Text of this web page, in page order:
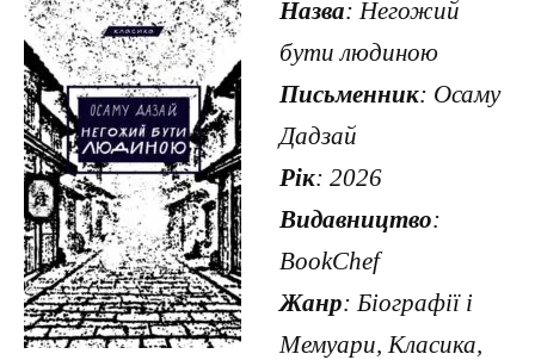
Назва: Негожий
бути людиною
Письменник: Осаму
Дадзай
Рік: 2026
Видавництво:
BookChef
Жанр: Біографії і
Мемуари, Класика,